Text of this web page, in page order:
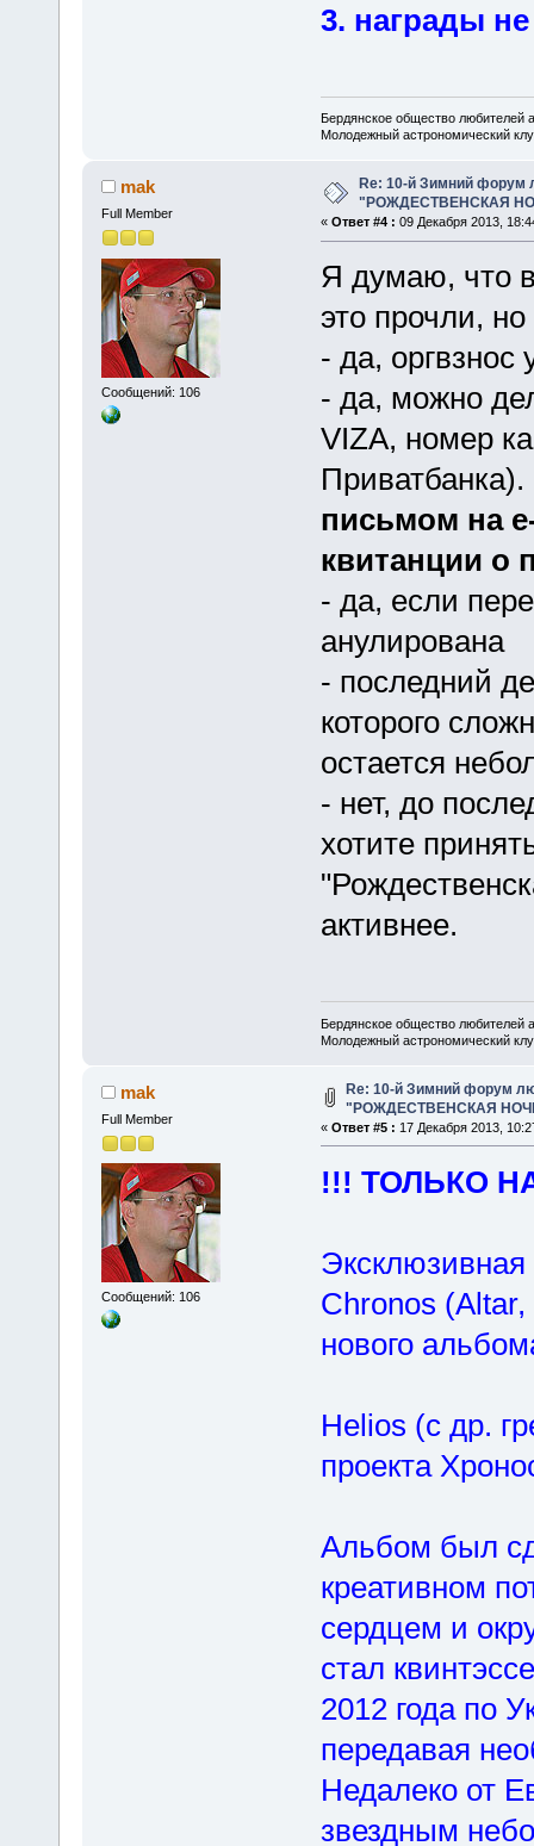
3. награды
Бердянское общество любителей
Молодежный астрономический
mak
Full Member
Сообщений: 106
Re: 10-й Зимний форум
"РОЖДЕСТВЕНСКАЯ
« Ответ #4 : 09 Декабря 2013,
Я думаю, что
это прочли,
- да,
- да, можно
VIZA, номер
Приватбанка).
письмом на
квитанции о
- да, если
анулирована
- последний
которого
остается
- нет, до
хотите
активнее.
Бердянское общество любителей
Молодежный астрономический
mak
Full Member
Сообщений: 106
Re: 10-й Зимний форум
"РОЖДЕСТВЕНСКАЯ
« Ответ #5 : 17 Декабря 2013,
!!! ТОЛЬКО
Эксклюзивная
Chronos
нового
Helios (с др.
проекта
Альбом был
креативном
сердцем и
стал
2012 года по
передавая
Недалеко от
звездным